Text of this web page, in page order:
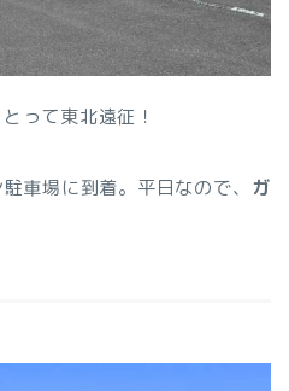
って東北遠征！
車場に到着。平日なので、 ガ